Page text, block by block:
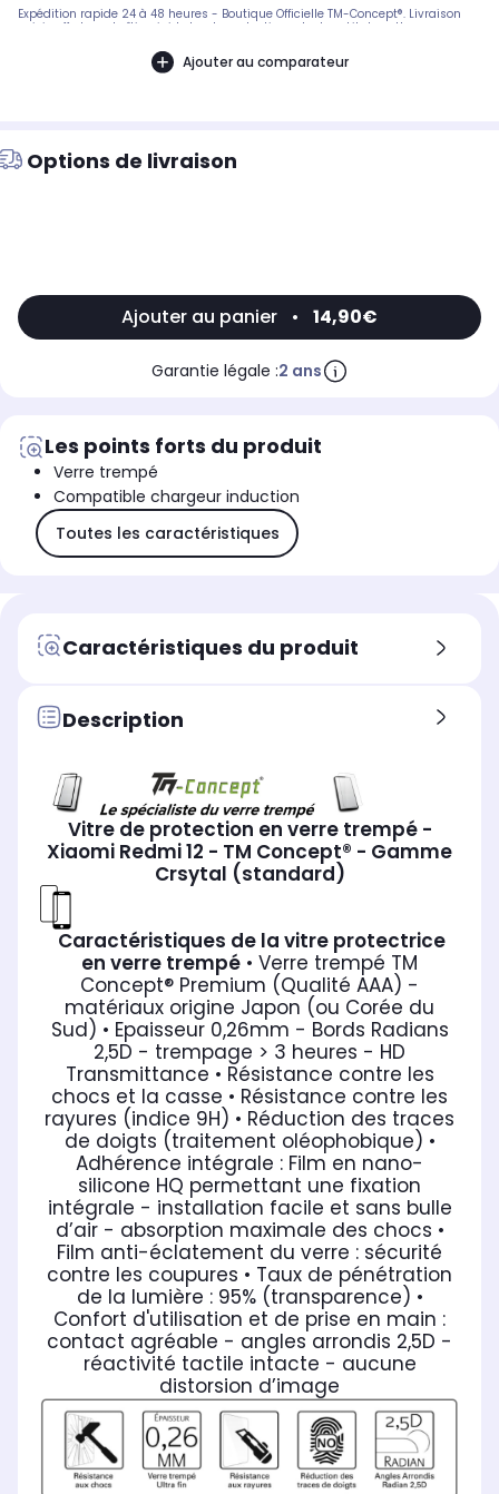
Expédition rapide 24 à 48 heures - Boutique Officielle TM-Concept®. Livraison
suivie offerte en boîtier rigide haute protection. - Inclus : kit de nettoyage
Ajouter au comparateur
Options de livraison
Ajouter au panier • 14,90€
Garantie légale :2 ans
Les points forts du produit
Verre trempé
Compatible chargeur induction
Toutes les caractéristiques
Caractéristiques du produit
Description
Vitre de protection en verre trempé -
Xiaomi Redmi 12 - TM Concept® - Gamme
Crsytal (standard)
Caractéristiques de la vitre protectrice
en verre trempé • Verre trempé TM
Concept® Premium (Qualité AAA) -
matériaux origine Japon (ou Corée du
Sud) • Epaisseur 0,26mm - Bords Radians
2,5D - trempage > 3 heures - HD
Transmittance • Résistance contre les
chocs et la casse • Résistance contre les
rayures (indice 9H) • Réduction des traces
de doigts (traitement oléophobique) •
Adhérence intégrale : Film en nano-
silicone HQ permettant une fixation
intégrale - installation facile et sans bulle
d’air - absorption maximale des chocs •
Film anti-éclatement du verre : sécurité
contre les coupures • Taux de pénétration
de la lumière : 95% (transparence) •
Confort d'utilisation et de prise en main :
contact agréable - angles arrondis 2,5D -
réactivité tactile intacte - aucune
distorsion d’image